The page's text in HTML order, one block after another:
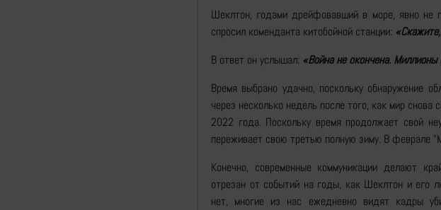
Шеклтон, годами дрейфовавший в море, явно не
спросил коменданта китобойной станции:
В ответ он услышал: «Война не окончена.
Время выбрано удачно, поскольку обнаружение
через несколько недель после того, как мир
2022 года. Поскольку время продолжает свой
переживает свою третью полную зиму. В феврале
Конечно, современные коммуникации делают
отрезан от событий на годы, как Шеклтон и его
нет, многие из нас ежедневно видят кадры